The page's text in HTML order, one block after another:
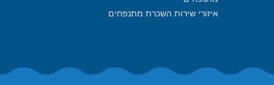
איזורי שירות השכרת מתנפחים